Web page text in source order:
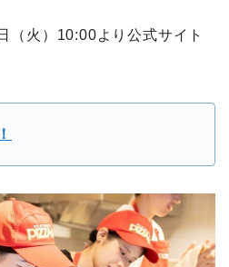
（火）10:00より公式サイト